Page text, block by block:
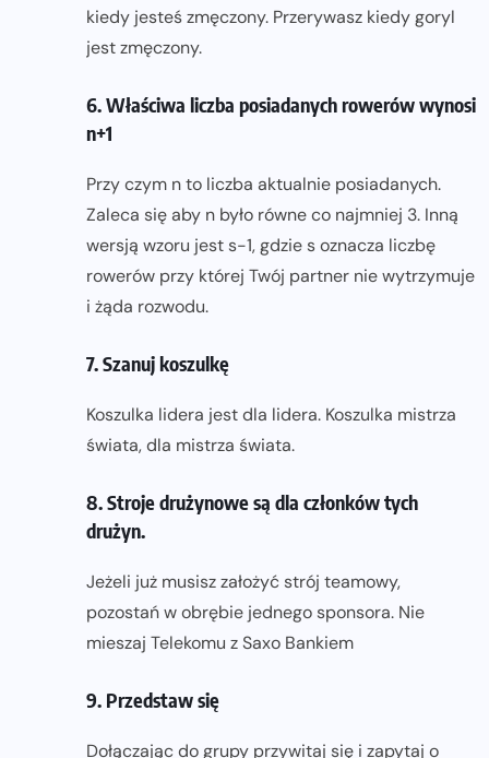
kiedy jesteś zmęczony. Przerywasz kiedy goryl
jest zmęczony.
6. Właściwa liczba posiadanych rowerów wynosi
n+1
Przy czym n to liczba aktualnie posiadanych.
Zaleca się aby n było równe co najmniej 3. Inną
wersją wzoru jest s-1, gdzie s oznacza liczbę
rowerów przy której Twój partner nie wytrzymuje
i żąda rozwodu.
7. Szanuj koszulkę
Koszulka lidera jest dla lidera. Koszulka mistrza
świata, dla mistrza świata.
8. Stroje drużynowe są dla członków tych
drużyn.
Jeżeli już musisz założyć strój teamowy,
pozostań w obrębie jednego sponsora. Nie
mieszaj Telekomu z Saxo Bankiem
9. Przedstaw się
Dołączając do grupy przywitaj się i zapytaj o